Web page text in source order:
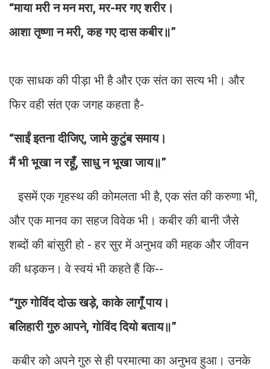
“माया मरी न मन मरा, मर-मर गए शरीर।
आशा तृष्णा न मरी, कह गए दास कबीर॥”
एक साधक की पीड़ा भी है और एक संत का सत्य भी। और
फिर वही संत एक जगह कहता है-
“साईं इतना दीजिए, जामे कुटुंब समाय।
मैं भी भूखा न रहूँ, साधु न भूखा जाय॥”
इसमें एक गृहस्थ की कोमलता भी है, एक संत की करुणा भी,
और एक मानव का सहज विवेक भी। कबीर की बानी जैसे
शब्दों की बांसुरी हो - हर सुर में अनुभव की महक और जीवन
की धड़कन। वे स्वयं भी कहते हैं कि--
“गुरु गोविंद दोऊ खड़े, काके लागूँ पाय।
बलिहारी गुरु आपने, गोविंद दियो बताय॥”
कबीर को अपने गुरु से ही परमात्मा का अनुभव हुआ। उनके